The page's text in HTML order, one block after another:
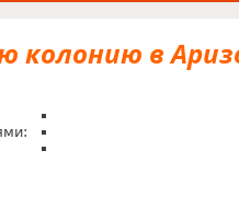
колонию в